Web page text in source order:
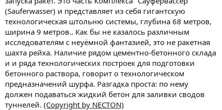
(Sauferwasser) и представляет из себя гигантскую
технологическая штольню системы, глубина 68 метров,
ширина 9 метров.. Как бы не казалось различным
исследователям с неуёмной фантазией, это не ракетная
шахта рейха. Наличие рядом цементно-бетонного склада
и и ряда технологических построек для подготовки
бетонного раствора, говорит о технологическом
предназначений шурфа. Разгадка проста: по нему
должен подаваться жидкий бетон для заливки сводов
туннелей. (Copyright by NECTON)